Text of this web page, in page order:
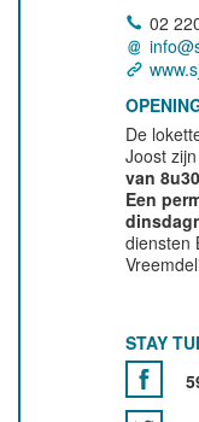
02
De
Joost
van
Een
diensten
STAY